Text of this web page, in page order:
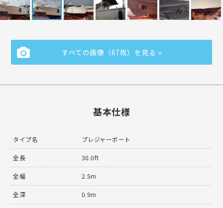
すべての画像（67枚）を見る »
基本仕様
タイプ名 プレジャーボート
全長 30.0ft
全幅 2.5m
全深 0.9m